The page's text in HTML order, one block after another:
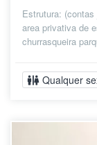
Estrutura:
area privativa de
churrasqueira
Qualquer